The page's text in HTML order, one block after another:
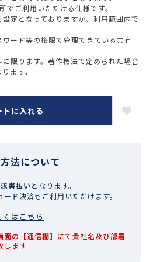
ご利用いただける仕様です。
定となっておりますが、利用範囲内で
ード等の権限で管理できている共有
限ります。著作権法で定められた場合
ます。
トに入れる
法について
書払いとなります。
ド決済もご利用いただけます。
くはこちら
の【通信欄】にて貴社名及び部署
します